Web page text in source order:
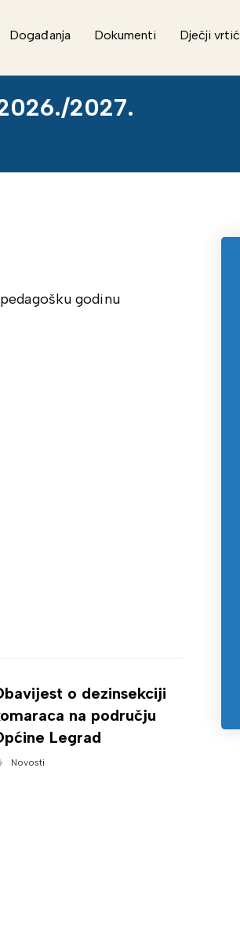
Događanja Dokumenti Dječji vrtić
2027.
godinu
o dezinsekciji
na području
Legrad
Novosti